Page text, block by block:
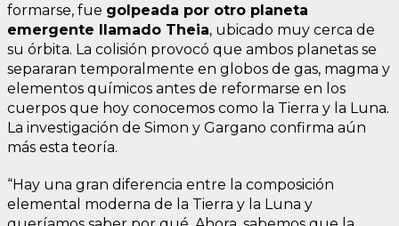
formarse, fue golpeada por otro planeta
emergente llamado Theia, ubicado muy cerca de
su órbita. La colisión provocó que ambos planetas se
separaran temporalmente en globos de gas, magma y
elementos químicos antes de reformarse en los
cuerpos que hoy conocemos como la Tierra y la Luna.
La investigación de Simon y Gargano confirma aún
más esta teoría.
“Hay una gran diferencia entre la composición
elemental moderna de la Tierra y la Luna y